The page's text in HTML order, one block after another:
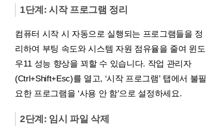
1단계: 시작 프로그램 정리
컴퓨터 시작 시 자동으로 실행되는 프로그램들을 정
리하여 부팅 속도와 시스템 자원 점유율을 줄여 윈도
우11 성능 향상을 꾀할 수 있습니다. 작업 관리자
(Ctrl+Shift+Esc)를 열고, ‘시작 프로그램’ 탭에서 불필
요한 프로그램을 ‘사용 안 함’으로 설정하세요.
2단계: 임시 파일 삭제